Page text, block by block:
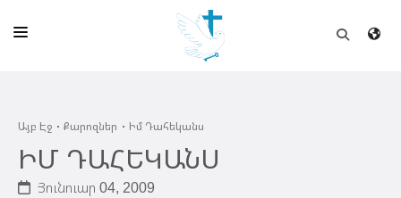
ԵԿԵՂԵՑԻ
ՈՒՂԻՂ
Այբ Էջ Քարոզներ Իմ Դահեկանս
ԻՄ ԴԱՀԵԿԱՆՍ
Յունուար 04, 2009